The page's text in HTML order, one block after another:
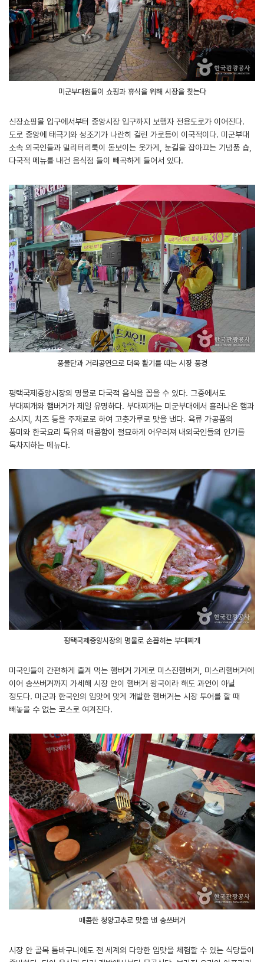
미군부대원들이 쇼핑과 휴식을 위해 시장을 찾는다
신장쇼핑몰 입구에서부터 중앙시장 입구까지 보행자 전용도로가 이어진다.
도로 중앙에 태극기와 성조기가 나란히 걸린 가로등이 이국적이다. 미군부대
소속 외국인들과 밀리터리룩이 돋보이는 옷가게, 눈길을 잡아끄는 기념품 숍,
다국적 메뉴를 내건 음식점 들이 빼곡하게 들어서 있다.
풍물단과 거리공연으로 더욱 활기를 띠는 시장 풍경
평택국제중앙시장의 명물로 다국적 음식을 꼽을 수 있다. 그중에서도
부대찌개와 햄버거가 제일 유명하다. 부대찌개는 미군부대에서 흘러나온 햄과
소시지, 치즈 등을 주재료로 하여 고춧가루로 맛을 낸다. 육류 가공품의
풍미와 한국요리 특유의 매콤함이 절묘하게 어우러져 내외국인들의 인기를
독차지하는 메뉴다.
평택국제중앙시장의 명물로 손꼽히는 부대찌개
미국인들이 간편하게 즐겨 먹는 햄버거 가게로 미스진햄버거, 미스리햄버거에
이어 송쓰버거까지 가세해 시장 안이 햄버거 왕국이라 해도 과언이 아닐
정도다. 미군과 한국인의 입맛에 맞게 개발한 햄버거는 시장 투어를 할 때
빼놓을 수 없는 코스로 여겨진다.
매콤한 청양고추로 맛을 낸 송쓰버거
시장 안 골목 틈바구니에도 전 세계의 다양한 입맛을 체험할 수 있는 식당들이